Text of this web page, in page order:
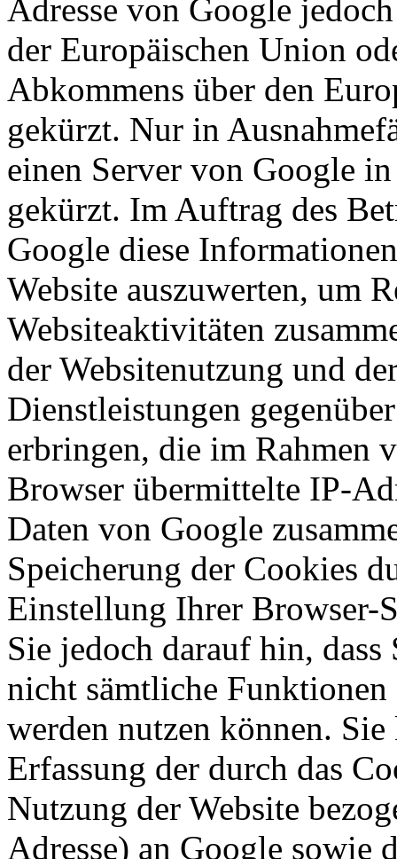
Adresse von Google
der Europäischen Union
Abkommens über den
gekürzt. Nur in
einen Server von Google
gekürzt. Im Auftrag des
Google diese
Website auszuwerten, um
Websiteaktivitäten
der Websitenutzung und
Dienstleistungen
erbringen, die im Rahmen
Browser übermittelte IP-
Daten von Google
Speicherung der Cookies
Einstellung Ihrer Browser-
Sie jedoch darauf hin,
nicht sämtliche
werden nutzen können.
Erfassung der durch das
Nutzung der Website
Adresse) an Google sowie